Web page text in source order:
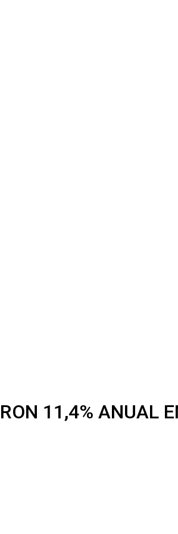
11,4% ANUAL